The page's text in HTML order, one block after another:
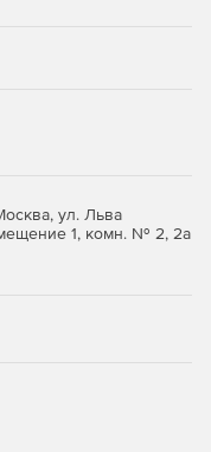
ул. Льва
1, комн. № 2, 2а